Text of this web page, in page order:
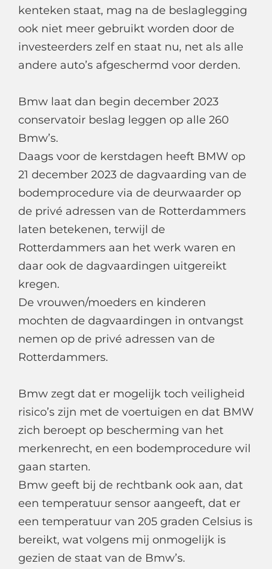
kenteken staat, mag na de beslaglegging
ook niet meer gebruikt worden door de
investeerders zelf en staat nu, net als alle
andere auto’s afgeschermd voor derden.
Bmw laat dan begin december 2023
conservatoir beslag leggen op alle 260
Bmw’s.
Daags voor de kerstdagen heeft BMW op
21 december 2023 de dagvaarding van de
bodemprocedure via de deurwaarder op
de privé adressen van de Rotterdammers
laten betekenen, terwijl de
Rotterdammers aan het werk waren en
daar ook de dagvaardingen uitgereikt
kregen.
De vrouwen/moeders en kinderen
mochten de dagvaardingen in ontvangst
nemen op de privé adressen van de
Rotterdammers.
Bmw zegt dat er mogelijk toch veiligheid
risico’s zijn met de voertuigen en dat BMW
zich beroept op bescherming van het
merkenrecht, en een bodemprocedure wil
gaan starten.
Bmw geeft bij de rechtbank ook aan, dat
een temperatuur sensor aangeeft, dat er
een temperatuur van 205 graden Celsius is
bereikt, wat volgens mij onmogelijk is
gezien de staat van de Bmw’s.